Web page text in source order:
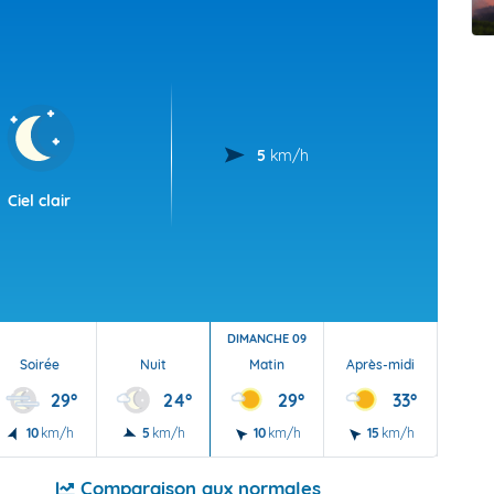
Ciel clair
5 km/h
Soirée
29°
10 km/h
Nuit
24°
5 km/h
DIMANCHE 09
Matin
29°
10 km/h
Après-midi
33°
15 km/h
Comparaison aux normales